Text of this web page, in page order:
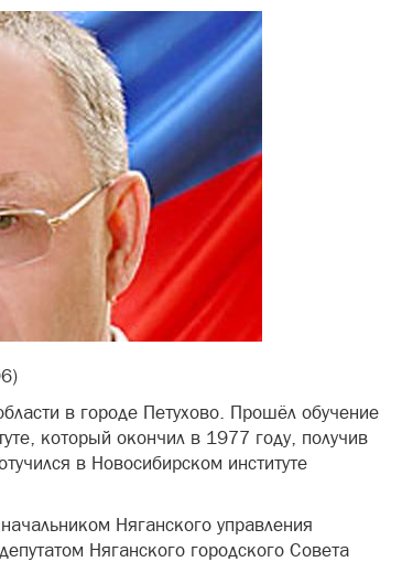
в городе Петухово. Прошёл обучение
который окончил в 1977 году, получив
в Новосибирском институте
Няганского управления
Няганского городского Совета